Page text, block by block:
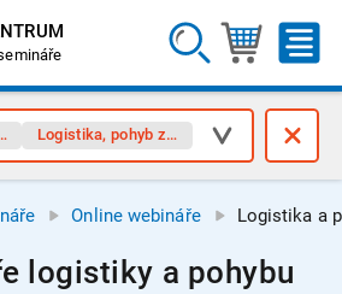
Logistika, pohyb zboží
Online webináře Logistika a
logistiky a pohybu